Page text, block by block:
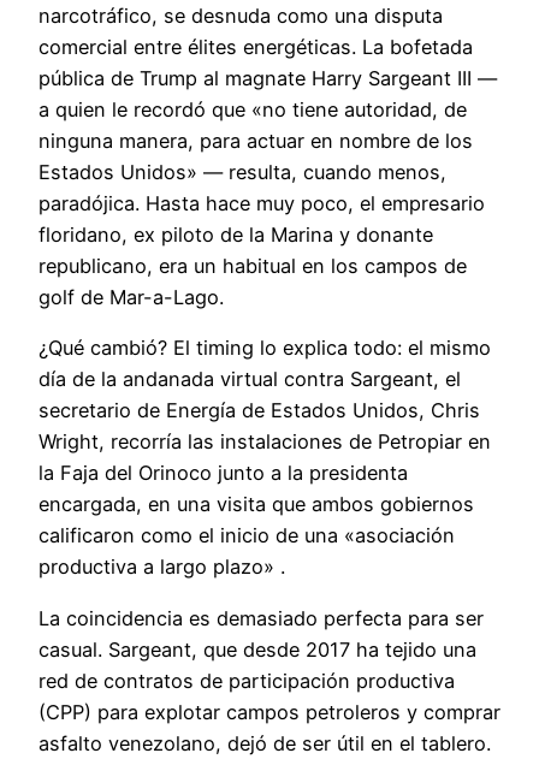
narcotráfico, se desnuda como una disputa
comercial entre élites energéticas. La bofetada
pública de Trump al magnate Harry Sargeant III —
a quien le recordó que «no tiene autoridad, de
ninguna manera, para actuar en nombre de los
Estados Unidos» — resulta, cuando menos,
paradójica. Hasta hace muy poco, el empresario
floridano, ex piloto de la Marina y donante
republicano, era un habitual en los campos de
golf de Mar-a-Lago.
¿Qué cambió? El timing lo explica todo: el mismo
día de la andanada virtual contra Sargeant, el
secretario de Energía de Estados Unidos, Chris
Wright, recorría las instalaciones de Petropiar en
la Faja del Orinoco junto a la presidenta
encargada, en una visita que ambos gobiernos
calificaron como el inicio de una «asociación
productiva a largo plazo» .
La coincidencia es demasiado perfecta para ser
casual. Sargeant, que desde 2017 ha tejido una
red de contratos de participación productiva
(CPP) para explotar campos petroleros y comprar
asfalto venezolano, dejó de ser útil en el tablero.